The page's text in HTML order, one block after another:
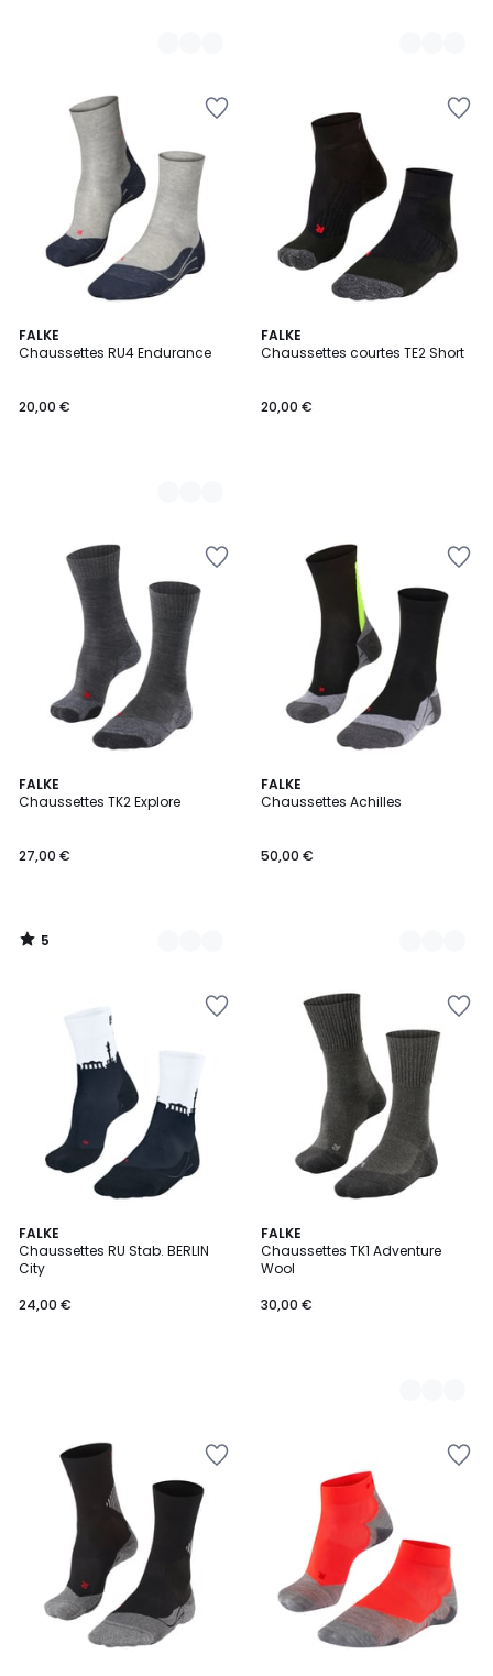
FALKE
Chaussettes RU4 Endurance
20,00 €
9
Couleurs
FALKE
Chaussettes courtes TE2 Short
20,00 €
FALKE
Chaussettes TK2 Explore
27,00 €
5
/
7
Couleurs
5
/
FALKE
Chaussettes Achilles
50,00 €
2
Couleurs
FALKE
Chaussettes RU Stab. BERLIN
City
24,00 €
FALKE
Chaussettes TK1 Adventure
Wool
30,00 €
4
Couleurs